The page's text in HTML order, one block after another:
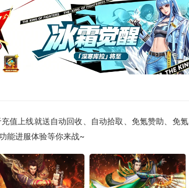
值上线就送自动回收、自动拾取、免氪赞助、免氪
能进服体验等你来战~